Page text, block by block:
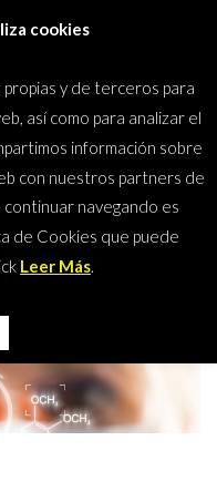
Mundos Climáticos
cookies
y de terceros para
así como para analizar el
información sobre
con nuestros partners de
continuar navegando es
de Cookies que puede
Leer Más.